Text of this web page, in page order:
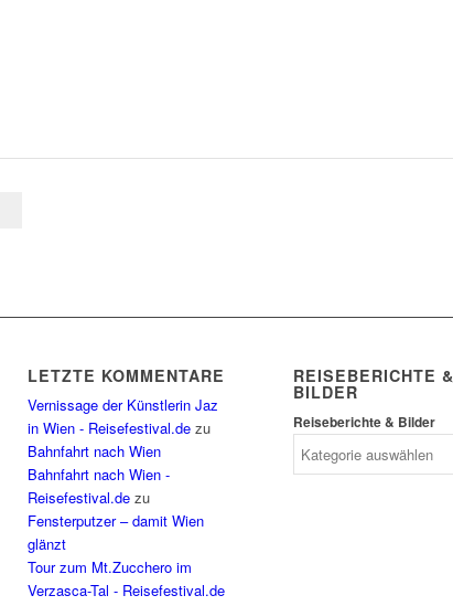
LETZTE KOMMENTARE
Vernissage der Künstlerin Jaz
in Wien - Reisefestival.de zu
Bahnfahrt nach Wien
Bahnfahrt nach Wien -
Reisefestival.de zu
Fensterputzer – damit Wien
glänzt
Tour zum Mt.Zucchero im
Verzasca-Tal - Reisefestival.de
REISEBERICHTE &
BILDER
Reiseberichte & Bilder